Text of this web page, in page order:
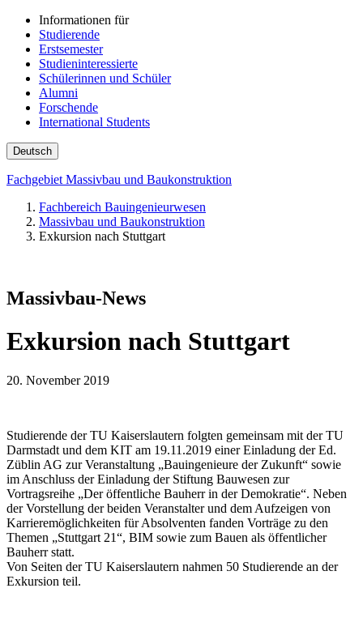
Informationen für
Studierende
Erstsemester
Studieninteressierte
Schülerinnen und Schüler
Alumni
Forschende
International Students
Deutsch
Fachgebiet Massivbau und Baukonstruktion
Fachbereich Bauingenieurwesen
Massivbau und Baukonstruktion
Exkursion nach Stuttgart
Massivbau-News
Exkursion nach Stuttgart
20. November 2019
Studierende der TU Kaiserslautern folgten gemeinsam mit der TU
Darmstadt und dem KIT am 19.11.2019 einer Einladung der Ed.
Züblin AG zur Veranstaltung „Bauingenieure der Zukunft“ sowie
im Anschluss der Einladung der Stiftung Bauwesen zur
Vortragsreihe „Der öffentliche Bauherr in der Demokratie“. Neben
der Vorstellung der beiden Veranstalter und dem Aufzeigen von
Karrieremöglichkeiten für Absolventen fanden Vorträge zu den
Themen „Stuttgart 21“, BIM sowie zum Bauen als öffentlicher
Bauherr statt.
Von Seiten der TU Kaiserslautern nahmen 50 Studierende an der
Exkursion teil.